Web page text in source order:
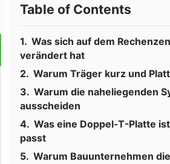
Table of Contents
Was sich auf dem
verändert hat
Warum Träger kurz und
Warum die naheliegenden
ausscheiden
Was eine Doppel-T-Platte
passt
Warum Bauunternehmen